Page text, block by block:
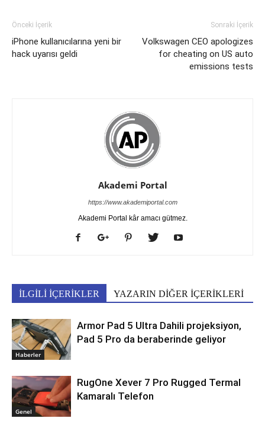
Önceki İçerik
iPhone kullanıcılarına yeni bir
hack uyarısı geldi
Sonraki İçerik
Volkswagen CEO apologizes
for cheating on US auto
emissions tests
Akademi Portal
https://www.akademiportal.com
Akademi Portal kâr amacı gütmez.
İLGİLİ İÇERİKLER YAZARIN DİĞER İÇERİKLERİ
Haberler
Armor Pad 5 Ultra Dahili projeksiyon,
Pad 5 Pro da beraberinde geliyor
Genel
RugOne Xever 7 Pro Rugged Termal
Kamaralı Telefon